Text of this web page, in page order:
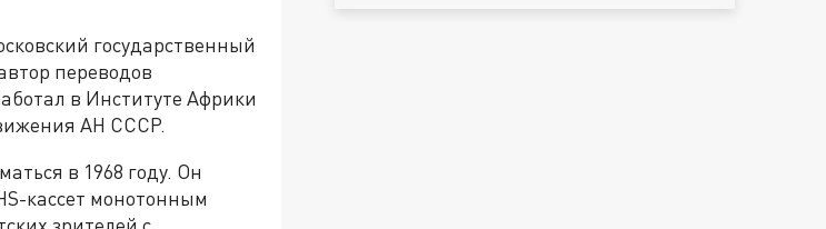
государственный
переводов
в Институте Африки
АН СССР.
в 1968 году. Он
кассет монотонным